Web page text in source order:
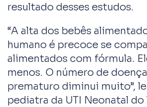
resultado desses estudos.
“A alta dos bebês
humano é precoce se
alimentados com fórmula.
menos. O número de
prematuro diminui muito”,
pediatra da UTI Neonatal do